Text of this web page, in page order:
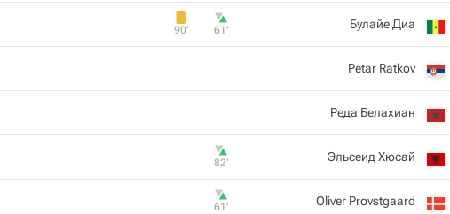
Булайе Диа
61‎’‎
90‎’‎
Petar Ratkov
Реда Белахиан
Эльсеид Хюсай
82‎’‎
Oliver Provstgaard
61‎’‎